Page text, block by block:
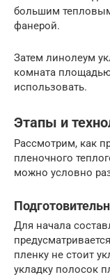
большим
фанерой.
Затем линолеум
комната
использовать.
Этапы и
Рассмотрим, как
пленочного
можно условно
Для начала
пленку не стоит
укладку полосок